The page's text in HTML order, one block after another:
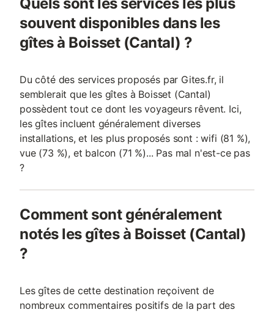
souvent disponibles dans les
gîtes à Boisset (Cantal) ?
Du côté des services proposés par Gites.fr, il
semblerait que les gîtes à Boisset (Cantal)
possèdent tout ce dont les voyageurs rêvent. Ici,
les gîtes incluent généralement diverses
installations, et les plus proposés sont : wifi (81 %),
vue (73 %), et balcon (71 %)... Pas mal n'est-ce pas
?
Comment sont généralement
notés les gîtes à Boisset (Cantal)
?
Les gîtes de cette destination reçoivent de
nombreux commentaires positifs de la part des